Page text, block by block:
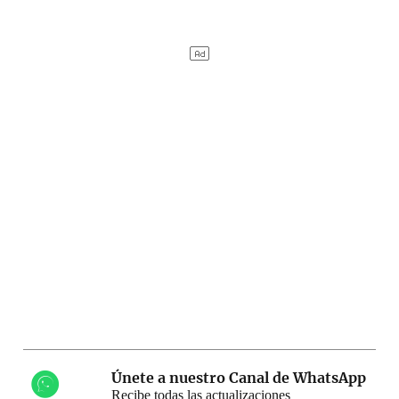
Únete a nuestro Canal de WhatsApp
Recibe todas las actualizaciones